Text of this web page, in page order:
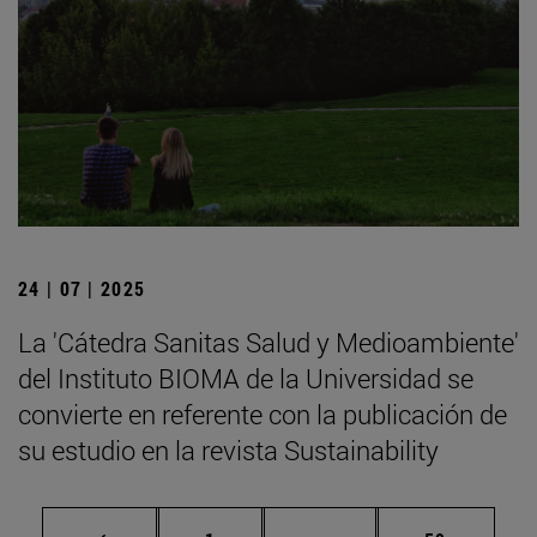
24 | 07 | 2025
La 'Cátedra Sanitas Salud y Medioambiente'
del Instituto BIOMA de la Universidad se
convierte en referente con la publicación de
su estudio en la revista Sustainability